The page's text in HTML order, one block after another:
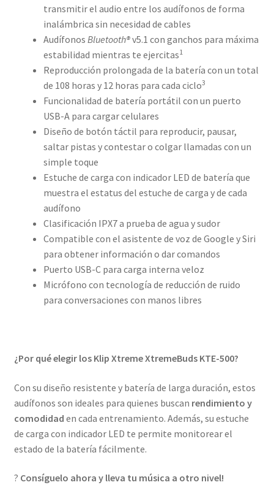
transmitir el audio entre los audífonos de forma
inalámbrica sin necesidad de cables
Audífonos Bluetooth®v5.1 con ganchos para máxima
estabilidad mientras te ejercitas1
Reproducción prolongada de la batería con un total
de 108 horas y 12 horas para cada ciclo3
Funcionalidad de batería portátil con un puerto
USB-A para cargar celulares
Diseño de botón táctil para reproducir, pausar,
saltar pistas y contestar o colgar llamadas con un
simple toque
Estuche de carga con indicador LED de batería que
muestra el estatus del estuche de carga y de cada
audífono
Clasificación IPX7 a prueba de agua y sudor
Compatible con el asistente de voz de Google y Siri
para obtener información o dar comandos
Puerto USB-C para carga interna veloz
Micrófono con tecnología de reducción de ruido
para conversaciones con manos libres
¿Por qué elegir los Klip Xtreme XtremeBuds KTE-500?
Con su diseño resistente y batería de larga duración, estos
audífonos son ideales para quienes buscan rendimiento y
comodidad en cada entrenamiento. Además, su estuche
de carga con indicador LED te permite monitorear el
estado de la batería fácilmente.
? Consíguelo ahora y lleva tu música a otro nivel!